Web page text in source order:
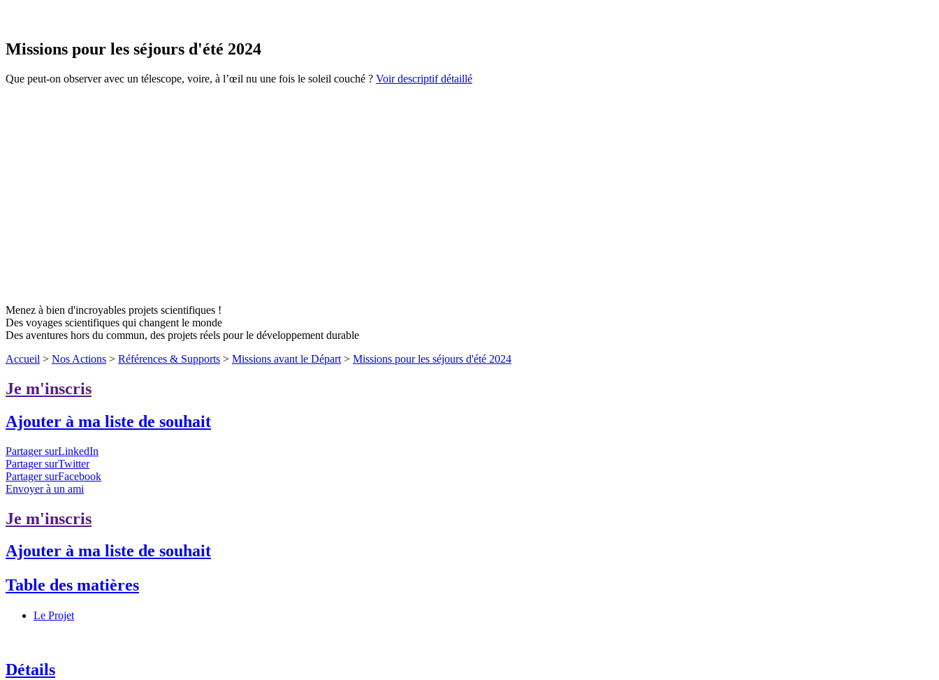
Missions pour les séjours d'été 2024
Que peut-on observer avec un télescope, voire, à l’œil nu une fois le soleil couché ? Voir descriptif détaillé
Menez à bien d'incroyables projets scientifiques !
Des voyages scientifiques qui changent le monde
Des aventures hors du commun, des projets réels pour le développement durable
Accueil > Nos Actions > Références & Supports > Missions avant le Départ > Missions pour les séjours d'été 2024
Je m'inscris
Ajouter à ma liste de souhait
Partager surLinkedIn
Partager surTwitter
Partager surFacebook
Envoyer à un ami
Je m'inscris
Ajouter à ma liste de souhait
Table des matières
Le Projet
Détails